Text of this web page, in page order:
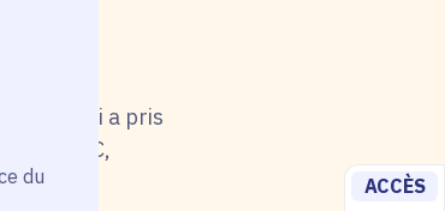
du
ACCÈS
Celui-ci a pris
A/B/C,